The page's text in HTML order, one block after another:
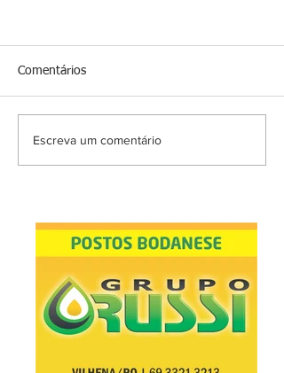
Comentários
Escreva um comentário